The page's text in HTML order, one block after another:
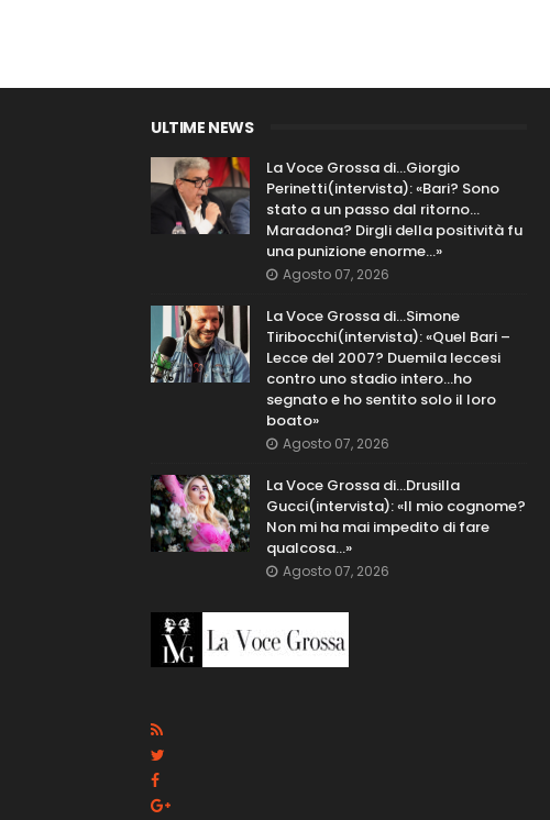
ULTIME NEWS
La Voce Grossa di…Giorgio
Perinetti(intervista): «Bari? Sono
stato a un passo dal ritorno...
Maradona? Dirgli della positività fu
una punizione enorme…»
Agosto 07, 2026
La Voce Grossa di…Simone
Tiribocchi(intervista): «Quel Bari –
Lecce del 2007? Duemila leccesi
contro uno stadio intero...ho
segnato e ho sentito solo il loro
boato»
Agosto 07, 2026
La Voce Grossa di…Drusilla
Gucci(intervista): «Il mio cognome?
Non mi ha mai impedito di fare
qualcosa…»
Agosto 07, 2026